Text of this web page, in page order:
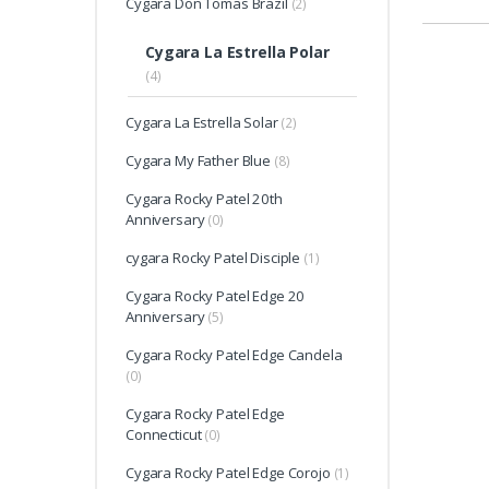
(2)
Cygara La Estrella Polar
(4)
Cygara La Estrella Solar (2)
Cygara My Father Blue (8)
Cygara Rocky Patel 20th
Anniversary (0)
cygara Rocky Patel Disciple (1)
Cygara Rocky Patel Edge 20
Anniversary (5)
Cygara Rocky Patel Edge Candela
(0)
Cygara Rocky Patel Edge
Connecticut (0)
Cygara Rocky Patel Edge Corojo (1)